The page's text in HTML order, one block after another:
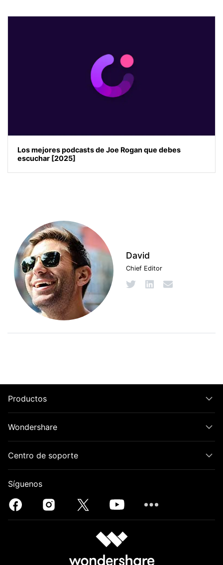
Los mejores podcasts de Joe Rogan que debes
escuchar [2025]
David
Chief Editor
Productos
Wondershare
Centro de soporte
Síguenos